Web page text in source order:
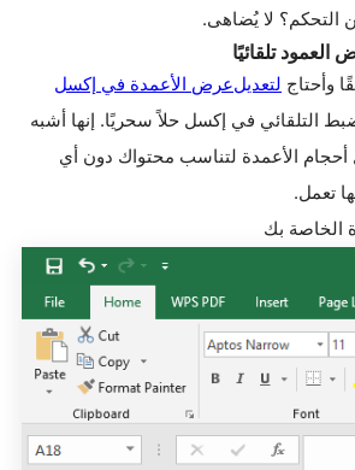
التحكم؟ لا يُضاهى.
وأحتاج لتعديلعرض الأعمدة في إكسل
التلقائي في إكسل حلاً سحريًا. إنها أشبه
أحجام الأعمدة لتناسب محتواك دون أي
تعمل.